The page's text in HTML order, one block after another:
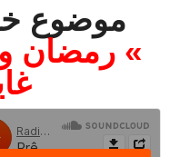
موضوع
» رمضان